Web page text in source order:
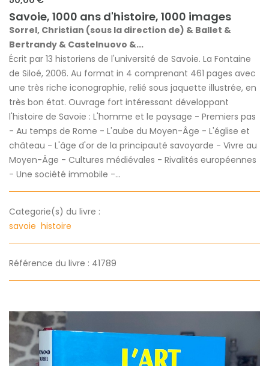
Savoie, 1000 ans d'histoire, 1000 images
Sorrel, Christian (sous la direction de) & Ballet &
Bertrandy & Castelnuovo &...
Écrit par 13 historiens de l'université de Savoie. La Fontaine
de Siloé, 2006. Au format in 4 comprenant 461 pages avec
une très riche iconographie, relié sous jaquette illustrée, en
très bon état. Ouvrage fort intéressant développant
l'histoire de Savoie : L'homme et le paysage - Premiers pas
- Au temps de Rome - L'aube du Moyen-Âge - L'église et
château - L'âge d'or de la principauté savoyarde - Vivre au
Moyen-Âge - Cultures médiévales - Rivalités européennes
- Une société immobile -...
Categorie(s) du livre :
savoie histoire
Référence du livre : 41789